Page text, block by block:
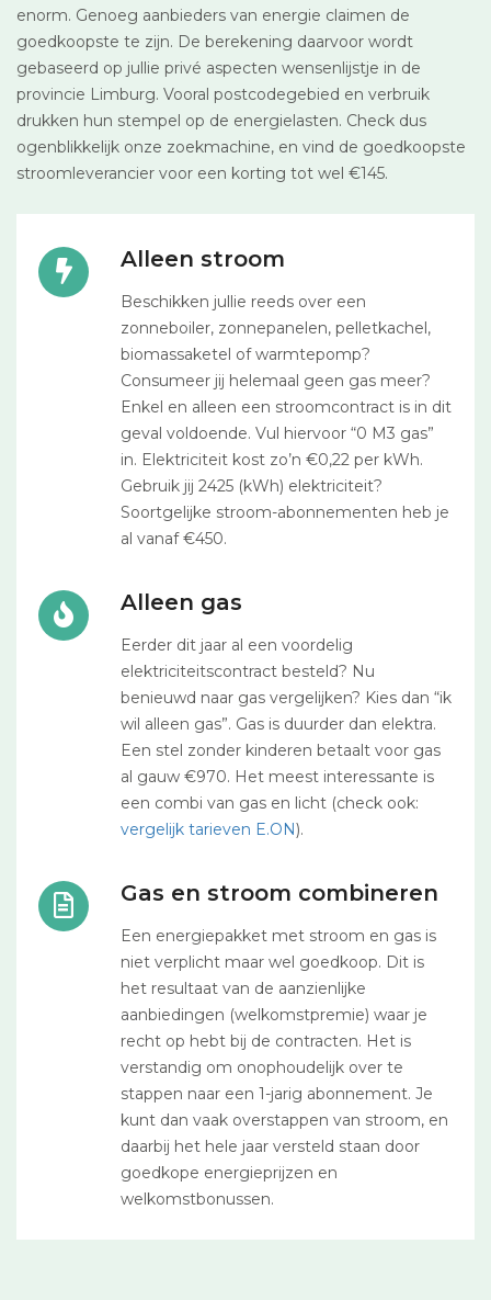
enorm. Genoeg aanbieders van energie claimen de
goedkoopste te zijn. De berekening daarvoor wordt
gebaseerd op jullie privé aspecten wensenlijstje in de
provincie Limburg. Vooral postcodegebied en verbruik
drukken hun stempel op de energielasten. Check dus
ogenblikkelijk onze zoekmachine, en vind de goedkoopste
stroomleverancier voor een korting tot wel €145.
Alleen stroom
Beschikken jullie reeds over een
zonneboiler, zonnepanelen, pelletkachel,
biomassaketel of warmtepomp?
Consumeer jij helemaal geen gas meer?
Enkel en alleen een stroomcontract is in dit
geval voldoende. Vul hiervoor “0 M3 gas”
in. Elektriciteit kost zo’n €0,22 per kWh.
Gebruik jij 2425 (kWh) elektriciteit?
Soortgelijke stroom-abonnementen heb je
al vanaf €450.
Alleen gas
Eerder dit jaar al een voordelig
elektriciteitscontract besteld? Nu
benieuwd naar gas vergelijken? Kies dan “ik
wil alleen gas”. Gas is duurder dan elektra.
Een stel zonder kinderen betaalt voor gas
al gauw €970. Het meest interessante is
een combi van gas en licht (check ook:
vergelijk tarieven E.ON).
Gas en stroom combineren
Een energiepakket met stroom en gas is
niet verplicht maar wel goedkoop. Dit is
het resultaat van de aanzienlijke
aanbiedingen (welkomstpremie) waar je
recht op hebt bij de contracten. Het is
verstandig om onophoudelijk over te
stappen naar een 1-jarig abonnement. Je
kunt dan vaak overstappen van stroom, en
daarbij het hele jaar versteld staan door
goedkope energieprijzen en
welkomstbonussen.